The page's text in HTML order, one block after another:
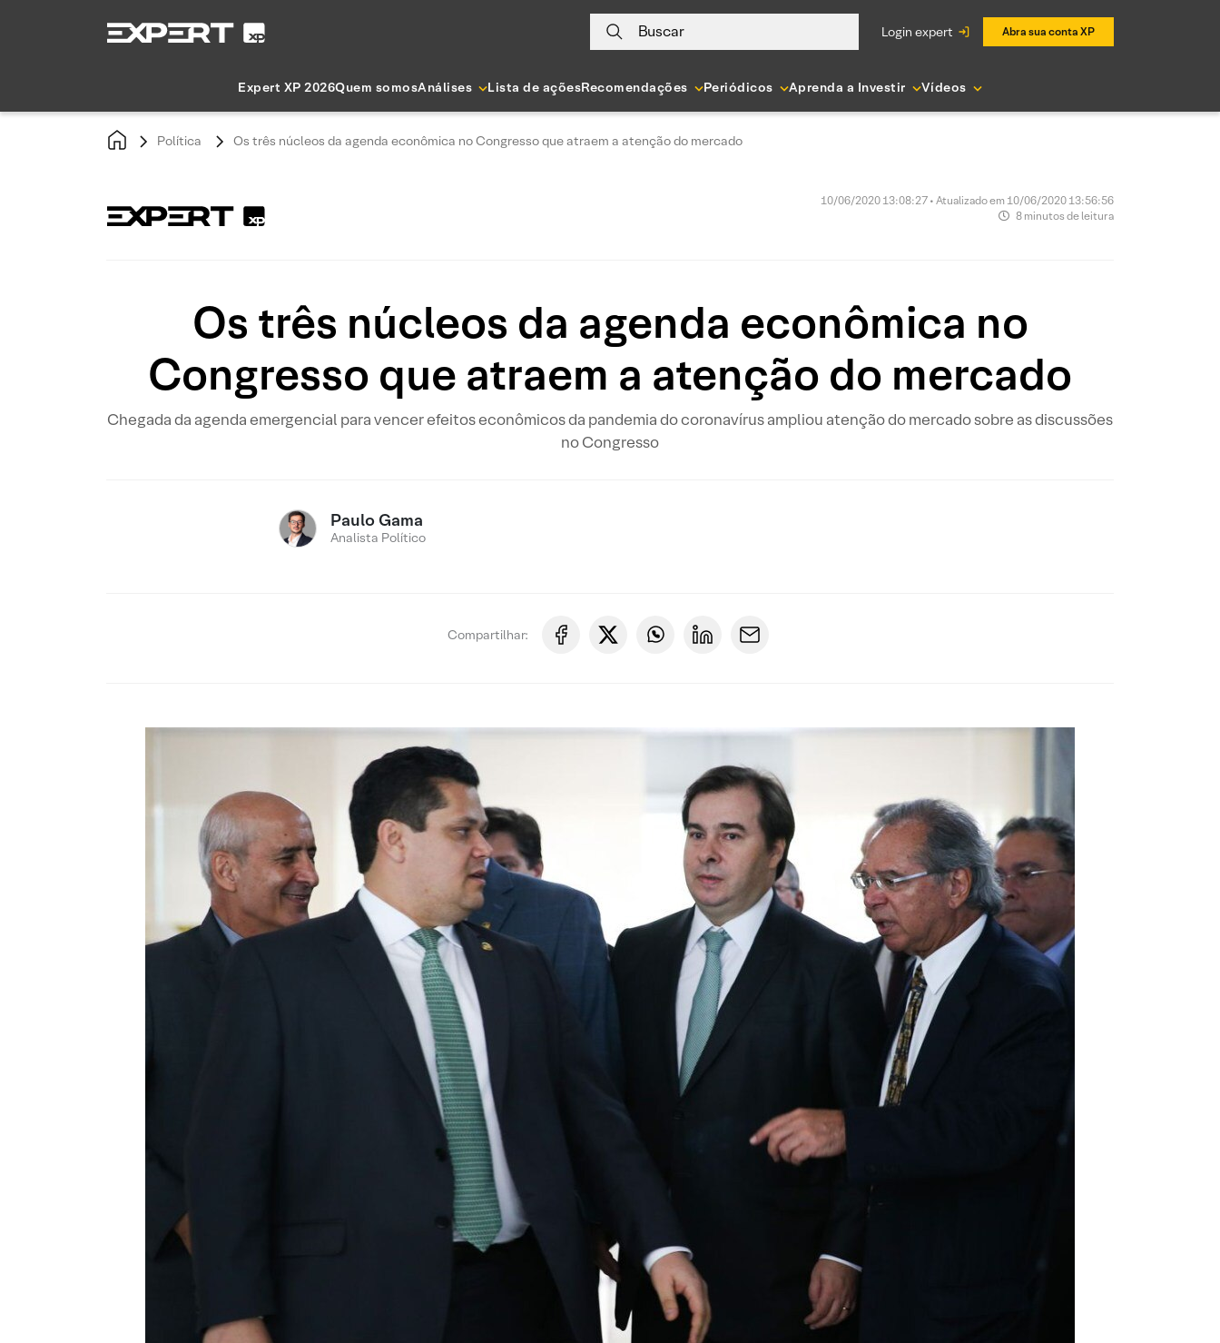
Buscar login expert Abra sua conta XP
Expert XP 2026Quem somosAnálises Lista de açõesRecomendações Periódicos Aprenda a Investir Vídeos
Política Os três núcleos da agenda econômica no Congresso que atraem a atenção do mercado
10/06/2020 13:08:27 • Atualizado em 10/06/2020 13:56:56
8 minutos de leitura
Os três núcleos da agenda econômica no
Congresso que atraem a atenção do mercado
Chegada da agenda emergencial para vencer efeitos econômicos da pandemia do coronavírus ampliou atenção do mercado sobre as discussões
no Congresso
Paulo Gama
Analista Político
Compartilhar: